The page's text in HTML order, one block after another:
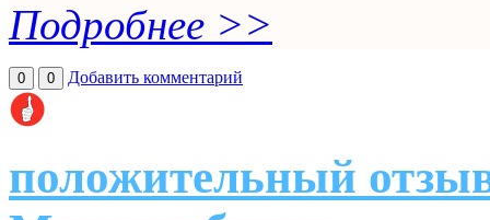
Подробнее >>
0 0 Добавить комментарий
положительный